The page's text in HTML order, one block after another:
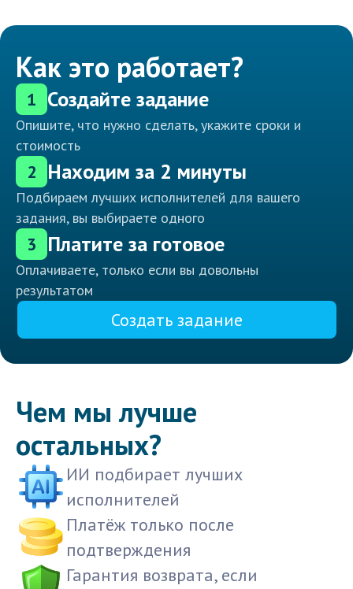
Как это работает?
1 Создайте задание
Опишите, что нужно сделать, укажите сроки и
стоимость
2 Находим за 2 минуты
Подбираем лучших исполнителей для вашего
задания, вы выбираете одного
3 Платите за готовое
Оплачиваете, только если вы довольны
результатом
Создать задание
Чем мы лучше
остальных?
ИИ подбирает лучших
исполнителей
Платёж только после
подтверждения
Гарантия возврата, если